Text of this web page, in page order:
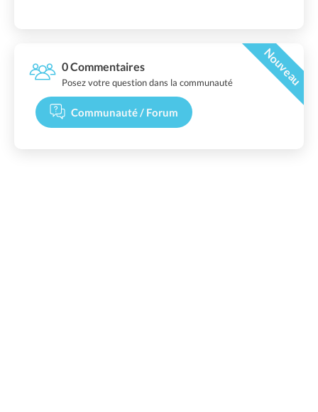
0 Commentaires Nouveau
Posez votre question dans la communauté
Communauté / Forum